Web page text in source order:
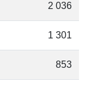
2 036
1 301
853